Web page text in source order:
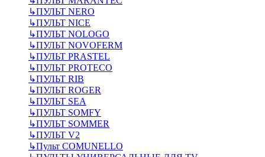
↳ПУЛЬТ NERO
↳ПУЛЬТ NICE
↳ПУЛЬТ NOLOGO
↳ПУЛЬТ NOVOFERM
↳ПУЛЬТ PRASTEL
↳ПУЛЬТ PROTECO
↳ПУЛЬТ RIB
↳ПУЛЬТ ROGER
↳ПУЛЬТ SEA
↳ПУЛЬТ SOMFY
↳ПУЛЬТ SOMMER
↳ПУЛЬТ V2
↳Пульт СOMUNELLO